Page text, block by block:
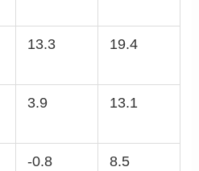
13.3 19.4
3.9 13.1
-0.8 8.5